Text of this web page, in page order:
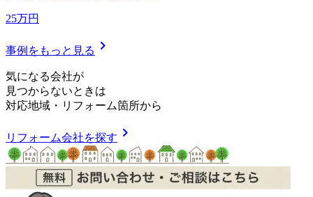
25万円
事例をもっと見る chevron_right
気になる会社が
見つからないときは
対応地域 ・ リフォーム箇所から
リフォーム会社を探す chevron_right